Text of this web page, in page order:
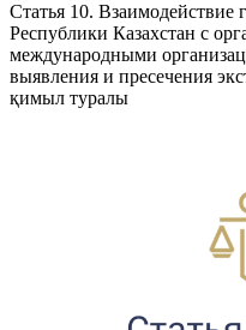
Статья 10. Взаимодействие
Республики Казахстан с
международными
выявления и пресечения
қимыл туралы